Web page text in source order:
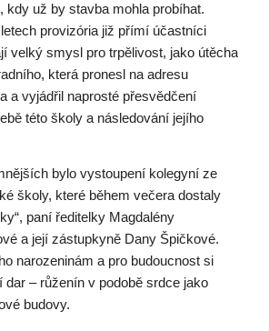
kdy už by stavba mohla probíhat.
provizória již přímí účastníci
velký smysl pro trpělivost, jako útěcha
která pronesl na adresu
a vyjádřil naprosté přesvědčení
této školy a následování jejího
bylo vystoupení kolegyní ze
školy, které během večera dostaly
paní ředitelky Magdalény
a její zástupkyně Dany Špičkové.
narozeninám a pro budoucnost si
dar – růženín v podobě srdce jako
budovy.